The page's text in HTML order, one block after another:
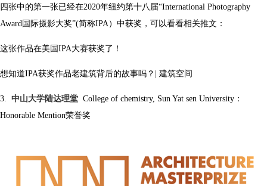
四张中的第一张已经在2020年纽约第十八届“International Photography
Award国际摄影大奖”(简称IPA）中获奖，可以看看相关推文：
这张作品在美国IPA大赛获奖了！
想知道IPA获奖作品老建筑背后的故事吗？| 建筑空间
3. 中山大学陆达理堂 College of chemistry, Sun Yat sen University：
Honorable Mention荣誉奖